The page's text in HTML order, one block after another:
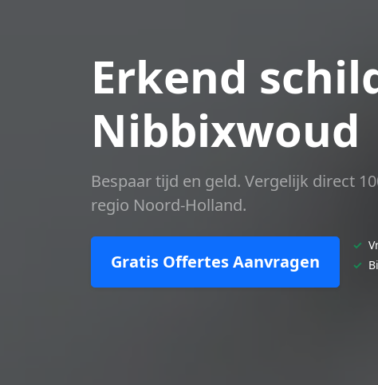
Erkend
Nibbixwoud
Bespaar tijd en geld. Vergelijk direct
regio Noord-Holland.
Gratis Offertes Aanvragen
✓
✓